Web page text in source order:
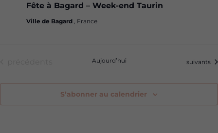
Fête à Bagard – Week-end Taurin
Ville de Bagard , France
Aujourd’hui suivants
S’abonner au calendrier